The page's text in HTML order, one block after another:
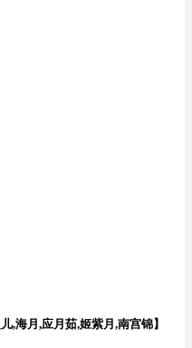
,海月,应月茹,姬紫月,南宫锦】